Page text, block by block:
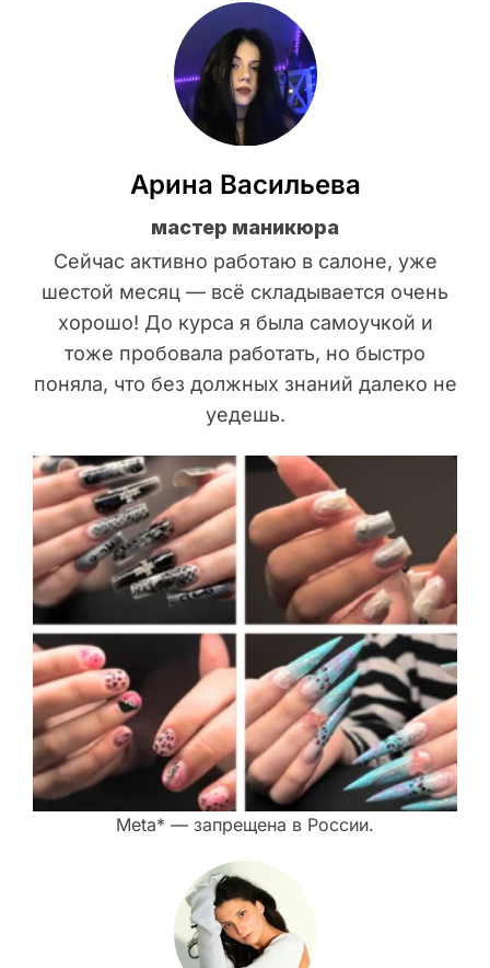
Арина Васильева
мастер маникюра
Сейчас активно работаю в салоне, уже
шестой месяц — всё складывается очень
хорошо! До курса я была самоучкой и
тоже пробовала работать, но быстро
поняла, что без должных знаний далеко не
уедешь.
Meta* — запрещена в России.